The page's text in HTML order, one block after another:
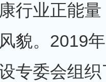
行业正能
貌。2019
专委会组